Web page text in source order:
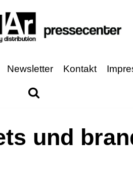
Newsletter Kontakt
und